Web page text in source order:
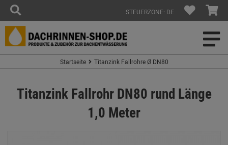
STEUERZONE: DE
Startseite Titanzink Fallrohre Ø DN80
Titanzink Fallrohr DN80 rund Länge
1,0 Meter